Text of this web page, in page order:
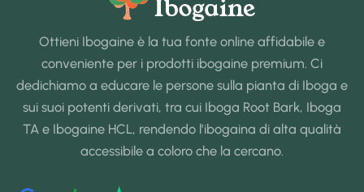
Ottieni Ibogaine è la tua fonte online affidabile e
conveniente per i prodotti ibogaine premium. Ci
dedichiamo a educare le persone sulla pianta di Iboga e
sui suoi potenti derivati, tra cui Iboga Root Bark, Iboga
TA e Ibogaine HCL, rendendo l’ibogaina di alta qualità
accessibile a coloro che la cercano.